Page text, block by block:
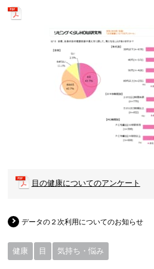
目の健康についてのアンケート
データの２次利用についてのお知らせ
健康 目 気持ち・悩み